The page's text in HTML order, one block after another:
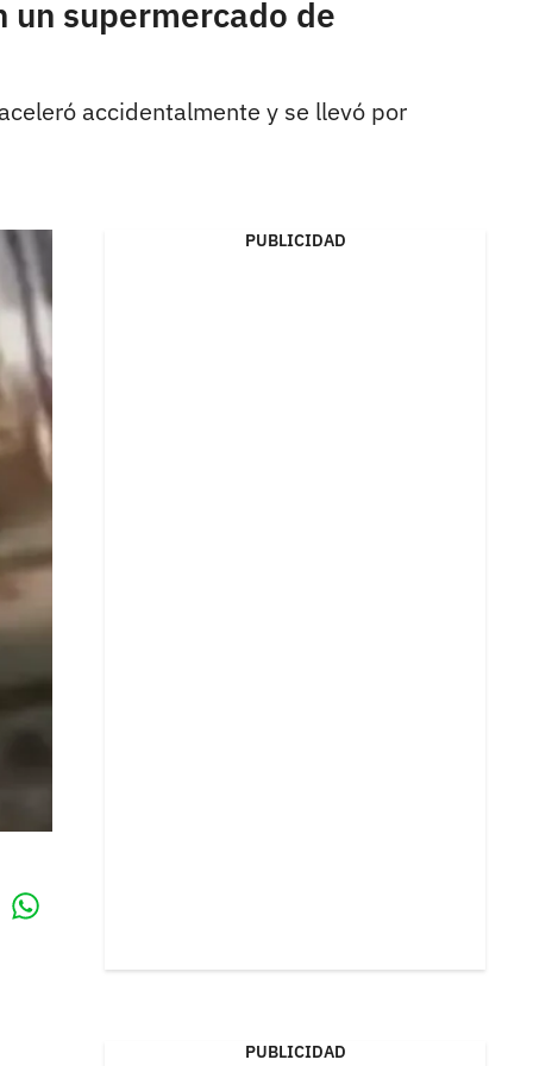
supermercado de
accidentalmente y se llevó por
PUBLICIDAD
PUBLICIDAD